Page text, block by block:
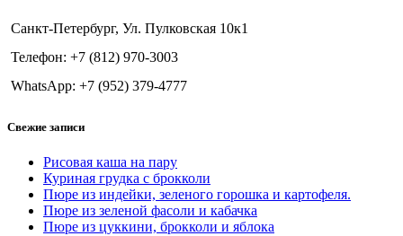
Санкт-Петербург, Ул. Пулковская 10к1
Телефон: +7 (812) 970-3003
WhatsApp: +7 (952) 379-4777
Свежие записи
Рисовая каша на пару
Куриная грудка с брокколи
Пюре из индейки, зеленого горошка и картофеля.
Пюре из зеленой фасоли и кабачка
Пюре из цуккини, брокколи и яблока